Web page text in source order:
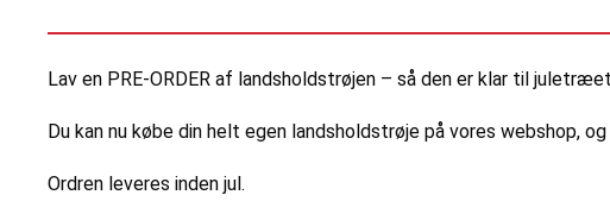
Lav en PRE-ORDER af landsholdstrøjen – så den er klar til
Du kan nu købe din helt egen landsholdstrøje på vores webshop,
Ordren leveres inden jul.